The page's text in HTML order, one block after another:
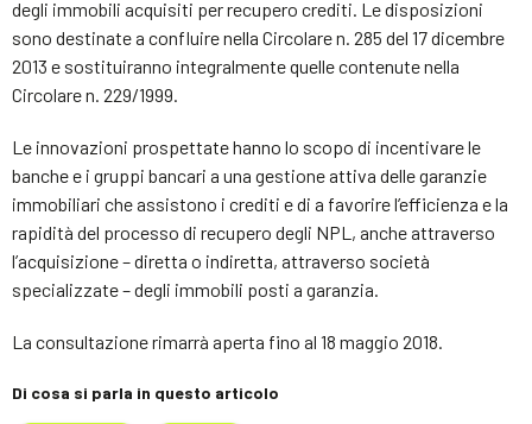
degli immobili acquisiti per recupero crediti. Le disposizioni
sono destinate a confluire nella Circolare n. 285 del 17 dicembre
2013 e sostituiranno integralmente quelle contenute nella
Circolare n. 229/1999.
Le innovazioni prospettate hanno lo scopo di incentivare le
banche e i gruppi bancari a una gestione attiva delle garanzie
immobiliari che assistono i crediti e di a favorire l’efficienza e la
rapidità del processo di recupero degli NPL, anche attraverso
l’acquisizione – diretta o indiretta, attraverso società
specializzate – degli immobili posti a garanzia.
La consultazione rimarrà aperta fino al 18 maggio 2018.
Di cosa si parla in questo articolo